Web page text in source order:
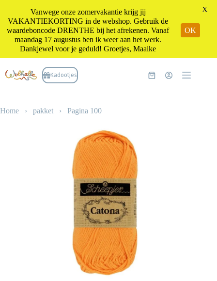
naar
de
Kadootjes Winkelwagen
Home › pakket › Pagina 100
Vanwege onze zomervakantie krijg jij
VAKANTIEKORTING in de webshop. Gebruik de
waardeboncode DRENTHE bij het afrekenen. Vanaf
maandag 17 augustus ben ik weer aan het werk.
Dankjewel voor je geduld! Groetjes, Maaike
OK
X